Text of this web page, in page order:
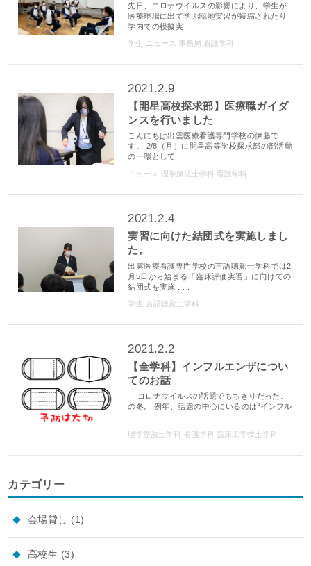
先日、コロナウイルスの影響により、学生が
医療現場に出て学ぶ臨地実習が短縮されたり
学内での模擬実 . . .
学生 ニュース 事務局 看護学科
2021.2.9
【開星高校探求部】医療職ガイダ
ンスを行いました
こんにちは出雲医療看護専門学校の伊藤で
す。 2/8（月）に開星高等学校探求部の部活動
の一環として「 . . .
ニュース 理学療法士学科 看護学科
2021.2.4
実習に向けた結団式を実施しまし
た。
出雲医療看護専門学校の言語聴覚士学科では2
月5日から始まる「臨床評価実習」に向けての
結団式を実施 . . .
学生 言語聴覚士学科
2021.2.2
【全学科】インフルエンザについ
てのお話
コロナウイルスの話題でもちきりだったこ
の冬。 例年、話題の中心にいるのは“インフル
理学療法士学科 看護学科 臨床工学技士学科
カテゴリー
会場貸し (1)
高校生 (3)